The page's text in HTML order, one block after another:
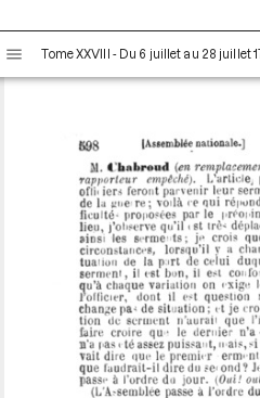
Tome XXVIII - Du 6 juillet au 28 juillet